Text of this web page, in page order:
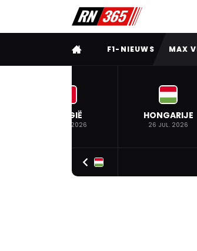
VOLLEDIG MENU
F1-NIEUWS MAX
BELGIË
19 JUL. 2026
HONGARIJE
26 JUL. 2026